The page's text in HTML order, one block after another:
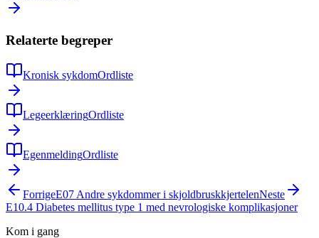
Relaterte begreper
Kronisk sykdomOrdliste
LegeerklæringOrdliste
EgenmeldingOrdliste
ForrigeE07 Andre sykdommer i skjoldbruskkjertelenNeste
E10.4 Diabetes mellitus type 1 med nevrologiske komplikasjoner
Kom i gang